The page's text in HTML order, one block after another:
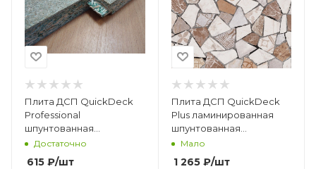
Плита ДСП QuickDeck
Professional
шпунтованная
влагостойкая P5 Е1
1830х600х12
Достаточно
615 ₽/шт
Плита ДСП QuickDeck
Plus ламинированная
шпунтованная
влагостойкая P5 Е1
1200х900х16 Палермо
Мало
1 265₽/шт